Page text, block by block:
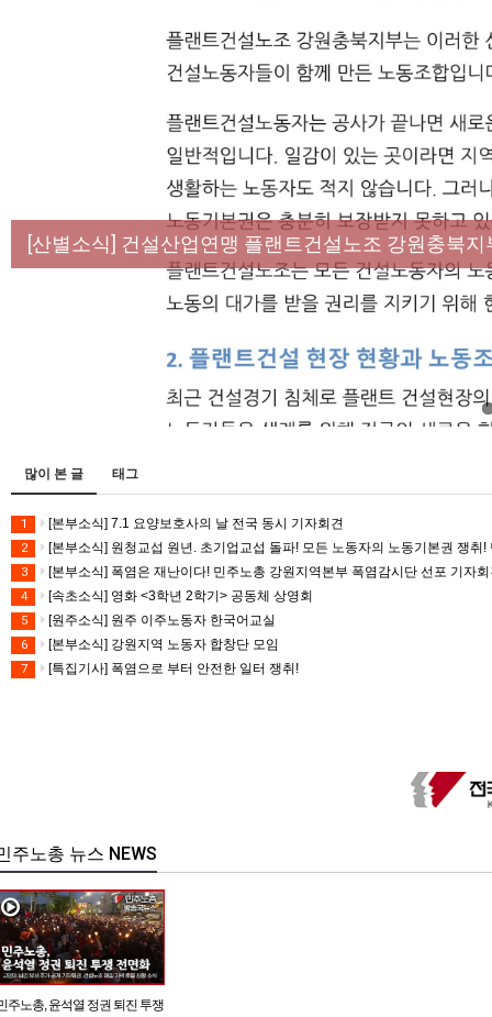
[성명] 막을 수 있었던 죽음, HL만도가 책임져라 : 청
[산별소식] 건설산업연맹 플랜트건설노조 강원충북지
[강릉,속초,원주,춘천] 폭염감시단 사업 이모저모
[조합원☆인터뷰] 서비스연맹 전국학교비정규직노동
[본부소식] 강원지역 노동자 합창단 모임
많이 본 글 태그
1 [본부소식] 7.1 요양보호사의 날 전국 동시 기자회견
2 [본부소식] 원청교섭 원년. 초기업교섭 돌파! 모든 노동자의 노동기본권 쟁취
3 [본부소식] 폭염은 재난이다! 민주노총 강원지역본부 폭염감시단 선포 기자
4 [속초소식] 영화 <3학년 2학기> 공동체 상영회
5 [원주소식] 원주 이주노동자 한국어교실
6 [본부소식] 강원지역 노동자 합창단 모임
7 [특집기사] 폭염으로 부터 안전한 일터 쟁취!
주노총 뉴스 NEWS
주노총, 윤석열 정권 퇴진 투쟁